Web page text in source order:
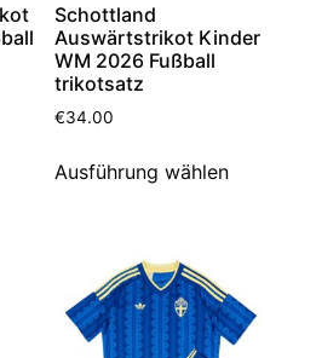
Schottland
Auswärtstrikot Kinder
WM 2026 Fußball
trikotsatz
€34.00
Ausführung wählen